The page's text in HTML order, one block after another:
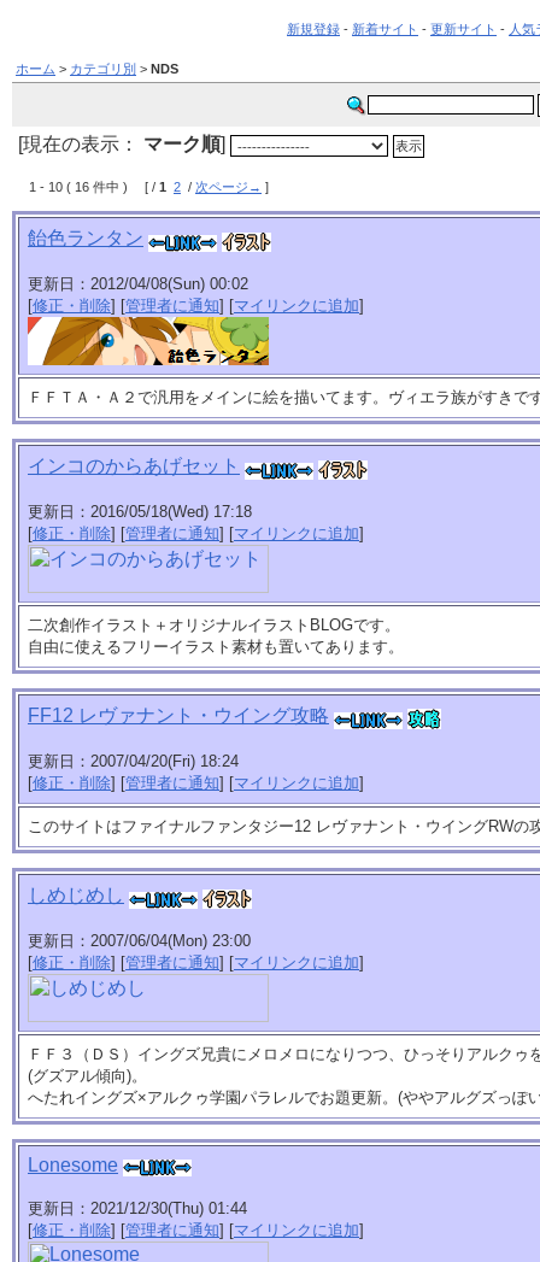
新規登録 - 新着サイト - 更新サイト - 人
ホーム > カテゴリ別 > NDS
[現在の表示： マーク順]
1 - 10 ( 16 件中 ) [ / 1 2 / 次ページ→ ]
飴色ランタン
更新日：2012/04/08(Sun) 00:02
[修正・削除] [管理者に通知] [マイリンクに追加]
ＦＦＴＡ・Ａ２で汎用をメインに絵を描いてます。ヴィエラ族がすきで
インコのからあげセット
更新日：2016/05/18(Wed) 17:18
[修正・削除] [管理者に通知] [マイリンクに追加]
二次創作イラスト＋オリジナルイラストBLOGです。
自由に使えるフリーイラスト素材も置いてあります。
FF12 レヴァナント・ウイング攻略
更新日：2007/04/20(Fri) 18:24
[修正・削除] [管理者に通知] [マイリンクに追加]
このサイトはファイナルファンタジー12 レヴァナント・ウイングRWの
しめじめし
更新日：2007/06/04(Mon) 23:00
[修正・削除] [管理者に通知] [マイリンクに追加]
ＦＦ３（ＤＳ）イングズ兄貴にメロメロになりつつ、ひっそりアルクゥ
(グズアル傾向)。
へたれイングズ×アルクゥ学園パラレルでお題更新。(ややアルグズっ
Lonesome
更新日：2021/12/30(Thu) 01:44
[修正・削除] [管理者に通知] [マイリンクに追加]